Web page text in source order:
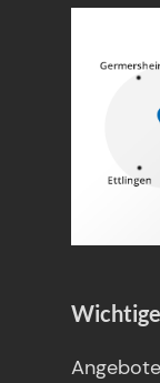
Angebote